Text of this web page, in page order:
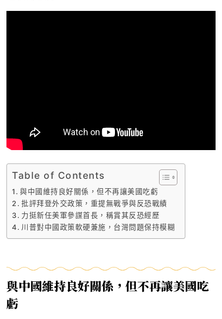
Table of Contents
與中國維持良好關係，但不再讓美國吃虧
批評拜登外交政策，重提無戰爭與反恐戰績
力挺新任美軍參謀首長，稱賞其反恐經歷
川普對中國政策軟硬兼施，台灣問題保持模糊
與中國維持良好關係，但不再讓美國吃
虧